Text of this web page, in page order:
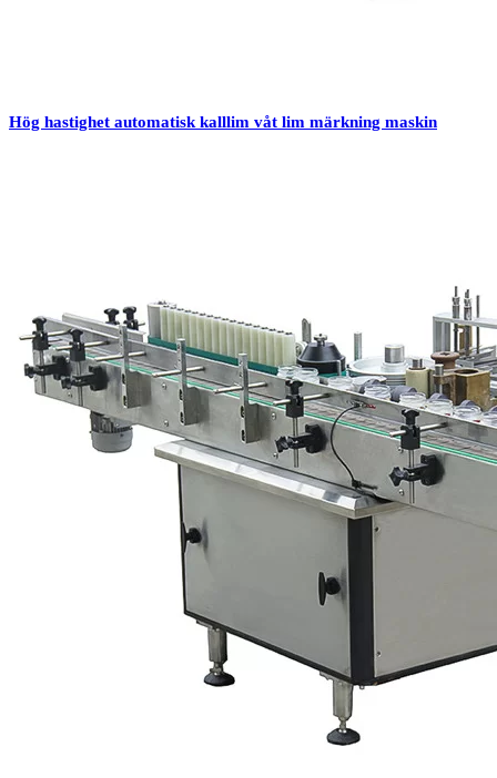
Hög hastighet automatisk kalllim våt lim märkning maskin